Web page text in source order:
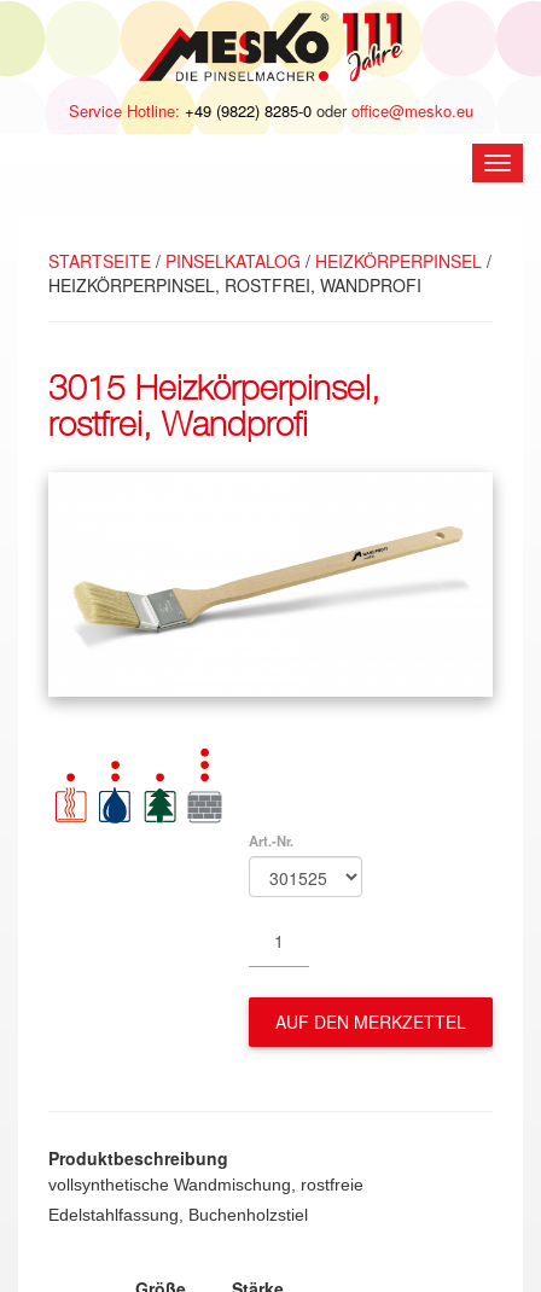
Service Hotline: +49 (9822) 8285-0oderoffice@mesko.eu
STARTSEITE / PINSELKATALOG / HEIZKÖRPERPINSEL /
HEIZKÖRPERPINSEL, ROSTFREI, WANDPROFI
3015 Heizkörperpinsel,
rostfrei, Wandprofi
Art.-Nr.
AUF DEN MERKZETTEL
Produktbeschreibung
vollsynthetische Wandmischung, rostfreie
Edelstahlfassung, Buchenholzstiel